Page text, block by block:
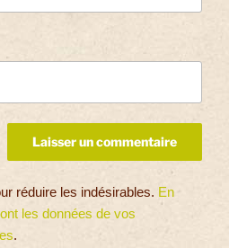
réduire les indésirables. En
les données de vos
.